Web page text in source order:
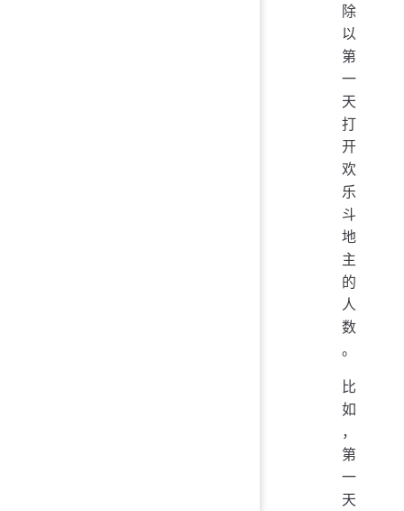
除
以
第
一
天
打
开
欢
乐
斗
地
主
的
人
数
。
比
如
，
第
一
天